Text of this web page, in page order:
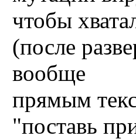
чтобы
(после
вообще
прямым
"поставь